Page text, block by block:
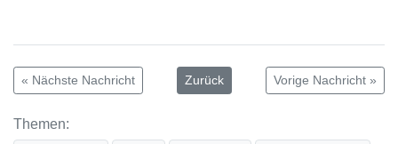
« Nächste Nachricht Zurück Vorige Nachricht »
Themen: